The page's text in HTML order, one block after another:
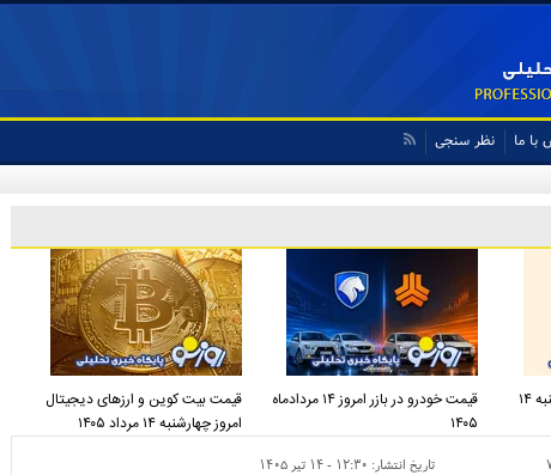
با ما نظر سنجی
ایران پیشنهاد بدهد قبول می‌کنم
قیمت سکه و طلا امروز چهارشنبه ۱۴
قیمت خودرو در بازر امروز ۱۴ مردادماه
۱۴۰۵
قیمت بیت کوین و ارز‌های دیجیتال
امروز چهارشنبه ۱۴ مرداد ۱۴۰۵
تاریخ انتشار: ۱۲:۳۰ - ۱۴ تير ۱۴۰۵